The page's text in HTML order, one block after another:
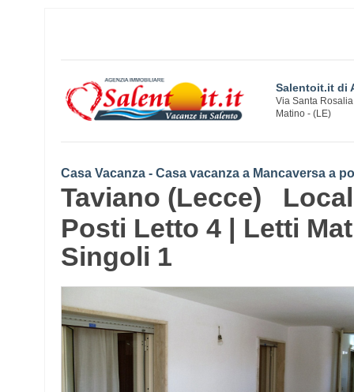
Salentoit.it di
Via Santa
Matino - (LE)
Casa Vacanza - Casa vacanza a Mancaversa a
Taviano (Lecce)
Posti Letto 4 | Letti
Singoli 1